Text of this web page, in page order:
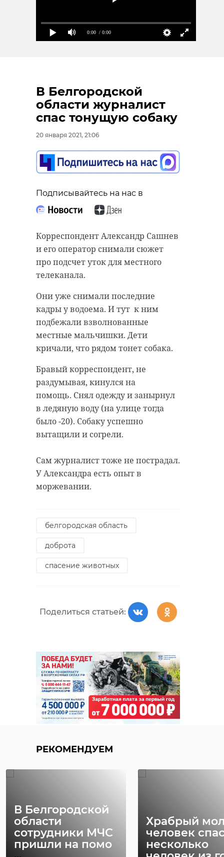
0:00 / 0:00
В Белгородской
области журналист
спас тонущую собаку
20 января 2021, 21:06
Подписывайтесь на нас в
Корреспондент Александр Сашнев
и его оператор снимали сюжет
про подсчет уток для местного
телеканала.
Они уже снимали последние
кадры у водоема. И тут к ним
подбежали взволнованные
местные мальчишки. Дети
кричали, что рядом тонет собака.
Бравый корреспондент, не
раздумывая, кинулся на
помощь. Снял одежду и занырнул
в ледяную воду (на улице тогда
было -20). Собаку успешно
вытащили и согрели.
Сам журналист тоже не пострадал.
У Александра есть опыт в
моржевании.
белгородская область
доброта
спасение животных
Поделиться статьей:
РЕКОМЕНДУЕМ
В Белгородской
области
сотрудники МЧС
пришли на помо
Храбрый
человек
несколько